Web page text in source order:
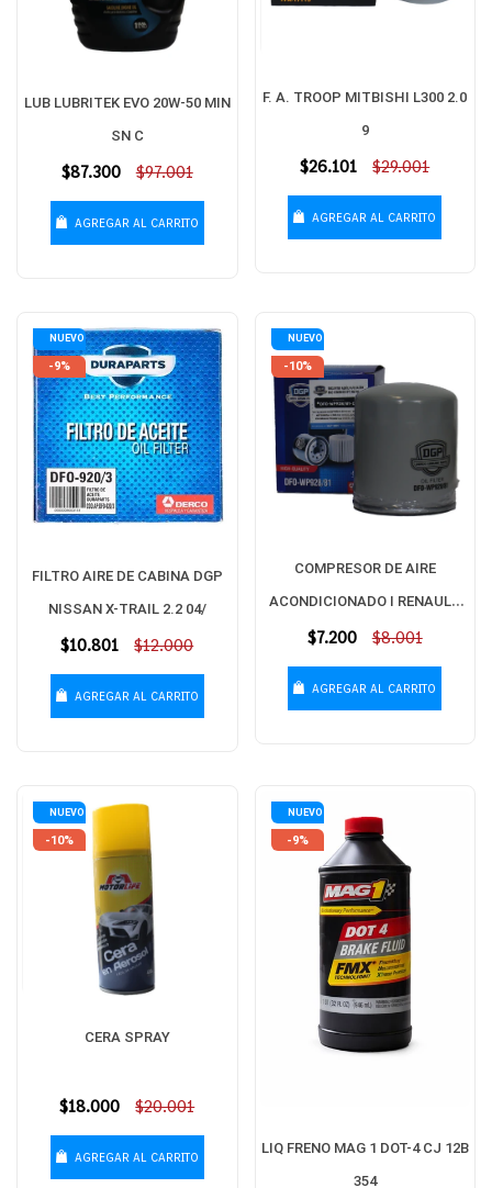
LUB LUBRITEK EVO 20W-50 MIN
SN C
Precio
$87.300 $97.001
AGREGAR AL CARRITO
F. A. TROOP MITBISHI L300 2.0
9
Precio
$26.101 $29.001
AGREGAR AL CARRITO
NUEVO
-9%
FILTRO AIRE DE CABINA DGP
NISSAN X-TRAIL 2.2 04/
Precio
$10.801 $12.000
AGREGAR AL CARRITO
NUEVO
-10%
COMPRESOR DE AIRE
ACONDICIONADO I RENAULT
SANDERO 1.6 16/
Precio
$7.200 $8.001
AGREGAR AL CARRITO
NUEVO
-10%
CERA SPRAY
Precio
$18.000 $20.001
AGREGAR AL CARRITO
NUEVO
-9%
LIQ FRENO MAG 1 DOT-4 CJ 12B
354